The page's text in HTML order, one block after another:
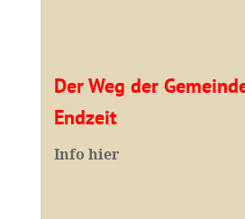
Der Weg der
Endzeit
Info hier